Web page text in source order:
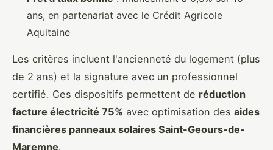
ans, en partenariat avec le Crédit Agricole
Aquitaine
Les critères incluent l'ancienneté du logement (plus
de 2 ans) et la signature avec un professionnel
certifié. Ces dispositifs permettent de réduction
facture électricité 75% avec optimisation des aides
financières panneaux solaires Saint-Geours-de-
Maremne.